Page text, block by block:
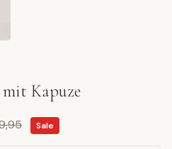
mit Kapuze
Sale